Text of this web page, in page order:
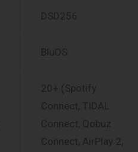
DSD256
BluOS
20+ (Spotify
Connect, TIDAL
Connect, Qobuz
Connect, AirPlay 2,